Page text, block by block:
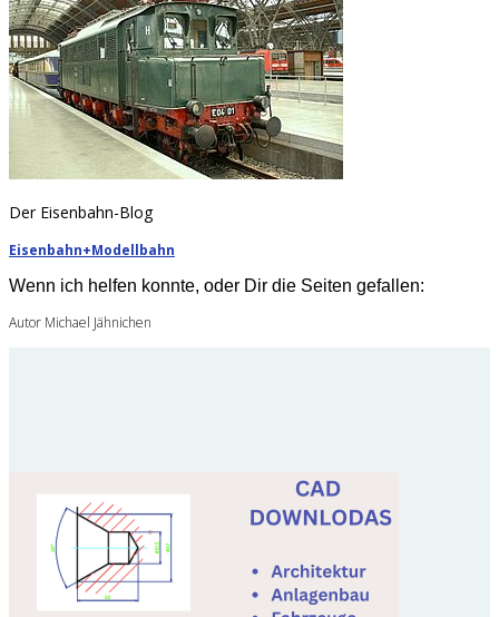
Der Eisenbahn-Blog
Eisenbahn+Modellbahn
Wenn ich helfen konnte, oder Dir die Seiten gefallen:
Autor Michael Jähnichen